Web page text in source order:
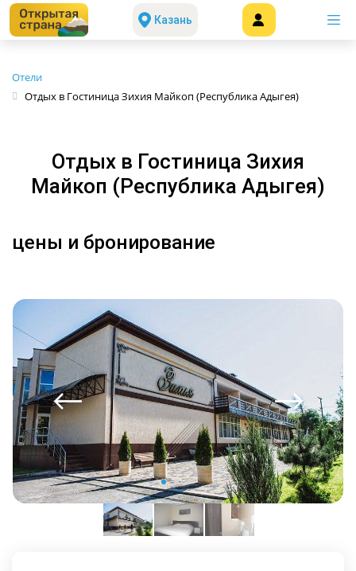
Казань
Отели
Отдых в Гостиница Зихия Майкоп (Республика Адыгея)
Отдых в Гостиница Зихия
Майкоп (Республика Адыгея)
цены и бронирование